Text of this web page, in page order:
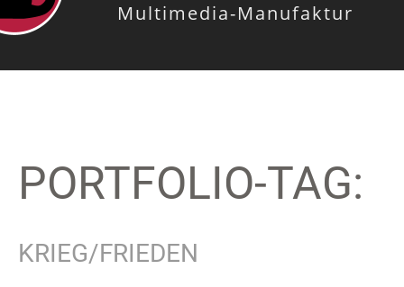
Multimedia-Manufaktur
PORTFOLIO-TAG:
KRIEG/FRIEDEN